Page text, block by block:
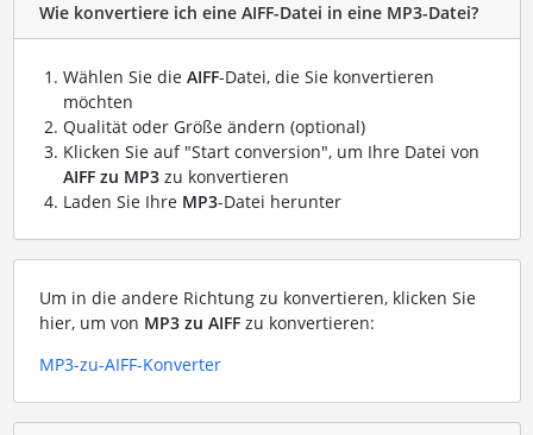
Wie konvertiere ich eine AIFF-Datei in eine MP3-Datei?
Wählen Sie die AIFF-Datei, die Sie konvertieren
möchten
Qualität oder Größe ändern (optional)
Klicken Sie auf "Start conversion", um Ihre Datei von
AIFF zu MP3zu konvertieren
Laden Sie Ihre MP3-Datei herunter
Um in die andere Richtung zu konvertieren, klicken Sie
hier, um von MP3 zu AIFFzu konvertieren:
MP3-zu-AIFF-Konverter